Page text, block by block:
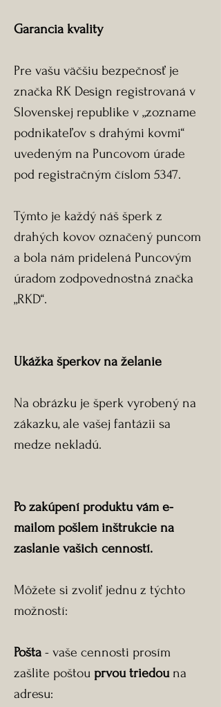
Garancia kvality
Pre vašu väčšiu bezpečnosť je
značka RK Design registrovaná v
Slovenskej republike v „zozname
podnikateľov s drahými kovmi“
uvedeným na Puncovom úrade
pod registračným číslom 5347.
Týmto je každý náš šperk z
drahých kovov označený puncom
a bola nám pridelená Puncovým
úradom zodpovednostná značka
„RKD“.
Ukážka šperkov na želanie
Na obrázku je šperk vyrobený na
zákazku, ale vašej fantázii sa
medze nekladú.
Po zakúpení produktu vám e-
mailom pošlem inštrukcie na
zaslanie vašich cenností.
Môžete si zvoliť jednu z týchto
možností:
Pošta - vaše cennosti prosím
zašlite poštou prvou triedou na
adresu: